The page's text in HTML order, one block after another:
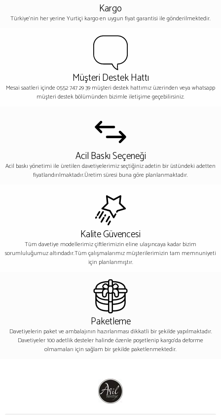
Kargo
Türkiye'nin her yerine Yurtiçi kargo en uygun fiyat garantisi ile gönderilmektedir.
Müşteri Destek Hattı
Mesai saatleri içinde 0552 747 29 39 müşteri destek hattımız üzerinden veya whatsapp
müşteri destek bölümünden bizimle iletişime geçebilirsiniz.
Acil Baskı Seçeneği
Acil baskı yönetimi ile üretilen davetiyelerimiz seçtiğiniz adetin bir üstündeki adetten
fiyatlandırılmaktadır.Üretim süresi buna göre planlanmaktadır.
Kalite Güvencesi
Tüm davetiye modellerimiz çiftlerimizin eline ulaşıncaya kadar bizim
sorumluluğumuz altındadır.Tüm çalışmalarımız müşterilerimizin tam memnuniyeti
için planlanmıştır.
Paketleme
Davetiyelerin paket ve ambalajının hazırlanması dikkatli bir şekilde yapılmaktadır.
Davetiyeler 100 adetlik desteler halinde özenle poşetlenip kargo’da deforme
olmamaları için sağlam bir şekilde paketlenmektedir.